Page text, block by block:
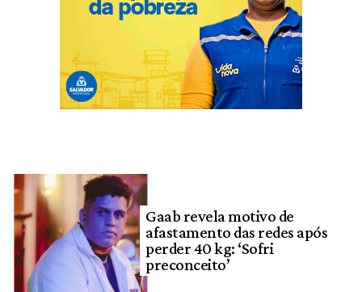
Gaab revela motivo de
afastamento das redes após
perder 40 kg: ‘Sofri
preconceito’